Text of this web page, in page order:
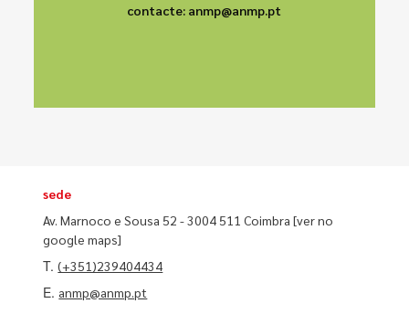
contacte: anmp@anmp.pt
sede
Av. Marnoco e Sousa 52 - 3004 511 Coimbra[ver no
google maps]
T.(+351)239404434
E. anmp@anmp.pt